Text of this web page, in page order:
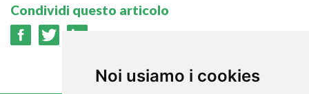
Noi usiamo i cookies
Condividi questo articolo